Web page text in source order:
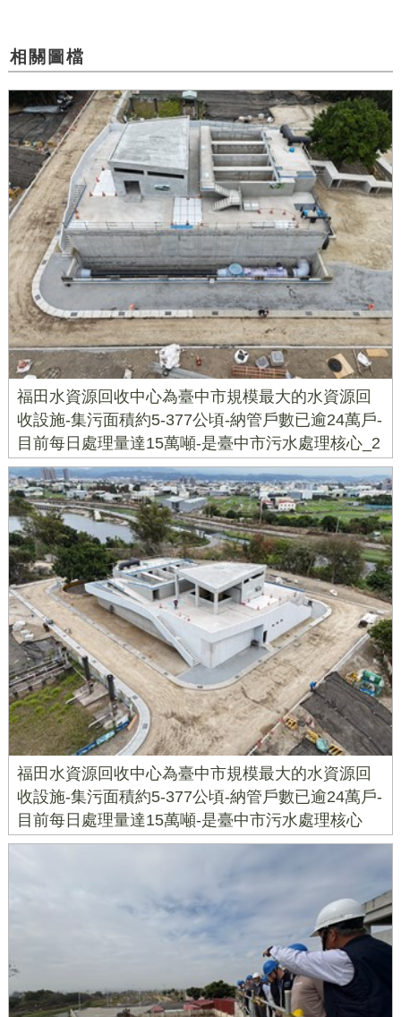
相關圖檔
福田水資源回收中心為臺中市規模最大的水資源回
收設施-集污面積約5-377公頃-納管戶數已逾24萬戶-
目前每日處理量達15萬噸-是臺中市污水處理核心_2
福田水資源回收中心為臺中市規模最大的水資源回
收設施-集污面積約5-377公頃-納管戶數已逾24萬戶-
目前每日處理量達15萬噸-是臺中市污水處理核心